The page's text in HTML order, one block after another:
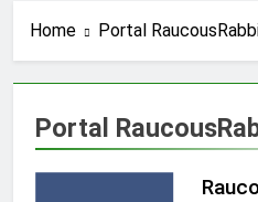
Home Portal
Portal